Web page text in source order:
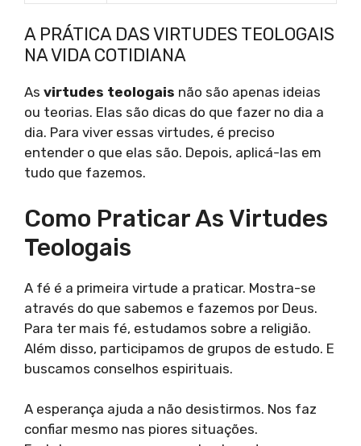
A PRÁTICA DAS VIRTUDES TEOLOGAIS
NA VIDA COTIDIANA
As virtudes teologais não são apenas ideias
ou teorias. Elas são dicas do que fazer no dia a
dia. Para viver essas virtudes, é preciso
entender o que elas são. Depois, aplicá-las em
tudo que fazemos.
Como Praticar As Virtudes
Teologais
A fé é a primeira virtude a praticar. Mostra-se
através do que sabemos e fazemos por Deus.
Para ter mais fé, estudamos sobre a religião.
Além disso, participamos de grupos de estudo. E
buscamos conselhos espirituais.
A esperança ajuda a não desistirmos. Nos faz
confiar mesmo nas piores situações.